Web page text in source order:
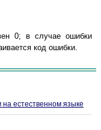
0; в случае ошибки
код ошибки.
естественном языке